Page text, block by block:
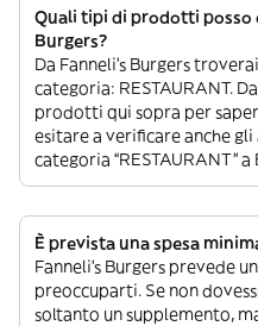
Quali tipi di prodotti posso
Burgers?
Da Fanneli's Burgers
categoria: RESTAURANT.
prodotti qui sopra per
esitare a verificare anche
categoria “RESTAURANT”
È prevista una spesa
Fanneli's Burgers prevede
preoccuparti. Se non
soltanto un supplemento,